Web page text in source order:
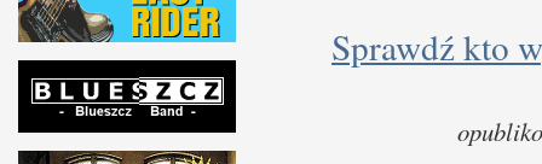
Sprawdź kto